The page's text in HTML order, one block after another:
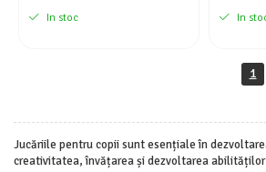
In stoc In
1
Jucăriile pentru copii sunt esențiale în
creativitatea, învățarea și dezvoltarea abilităților